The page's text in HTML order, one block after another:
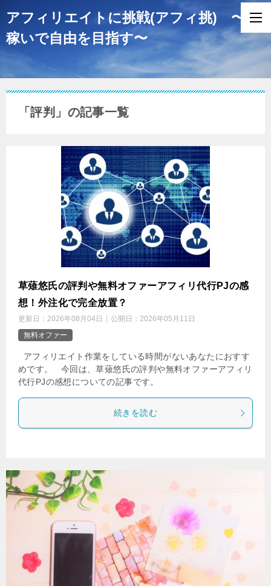
アフィリエイトに挑戦(アフィ挑) 〜
稼いで自由を目指す〜
「評判」の記事一覧
草薙悠氏の評判や無料オファーアフィリ代行PJの感
想！外注化で完全放置？
更新日： 2026年08月04日 公開日： 2026年05月11日
無料オファー
アフィリエイト作業をしている時間がないあなたにおすす
めです。 今回は、草薙悠氏の評判や無料オファーアフィリ
代行PJの感想についての記事です。
続きを読む